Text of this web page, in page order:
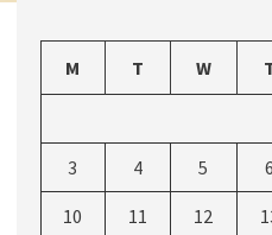
M T W
3 4 5 6
10 11 12